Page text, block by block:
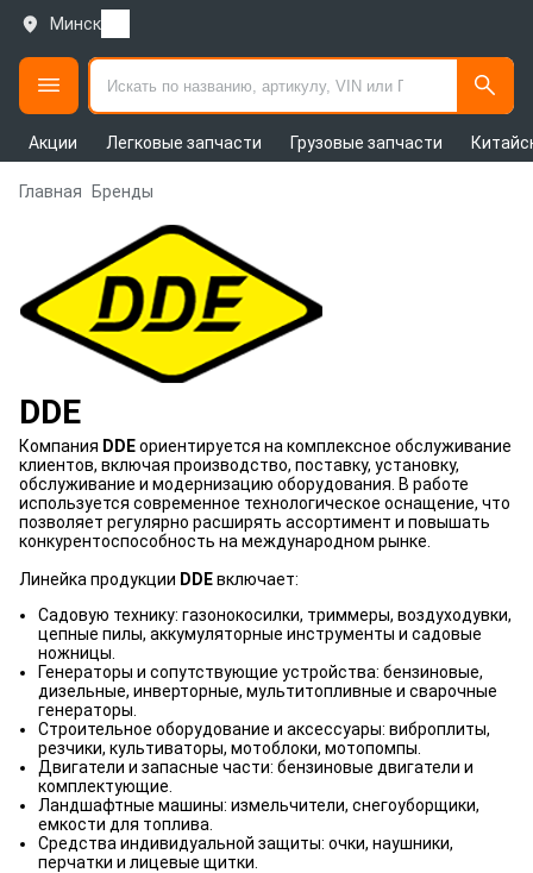
Минск
Акции Легковые запчасти Грузовые запчасти
Главная Бренды
DDE
Компания DDEориентируется на комплексное обслуживание
клиентов, включая производство, поставку, установку,
обслуживание и модернизацию оборудования. В работе
используется современное технологическое оснащение, что
позволяет регулярно расширять ассортимент и повышать
конкурентоспособность на международном рынке.
Линейка продукции DDEвключает:
Садовую технику: газонокосилки, триммеры, воздуходувки,
цепные пилы, аккумуляторные инструменты и садовые
ножницы.
Генераторы и сопутствующие устройства: бензиновые,
дизельные, инверторные, мультитопливные и сварочные
генераторы.
Строительное оборудование и аксессуары: виброплиты,
резчики, культиваторы, мотоблоки, мотопомпы.
Двигатели и запасные части: бензиновые двигатели и
комплектующие.
Ландшафтные машины: измельчители, снегоуборщики,
емкости для топлива.
Средства индивидуальной защиты: очки, наушники,
перчатки и лицевые щитки.